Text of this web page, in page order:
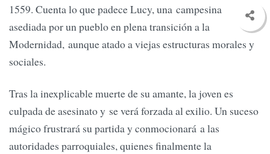
1559. Cuenta lo que padece Lucy, una campesina
asediada por un pueblo en plena transición a la
Modernidad, aunque atado a viejas estructuras morales y
sociales.
Tras la inexplicable muerte de su amante, la joven es
culpada de asesinato y se verá forzada al exilio. Un suceso
mágico frustrará su partida y conmocionará a las
autoridades parroquiales, quienes finalmente la